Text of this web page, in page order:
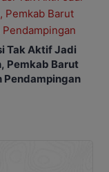
Tak Aktif Jadi
Pemkab Barut
Pendampingan